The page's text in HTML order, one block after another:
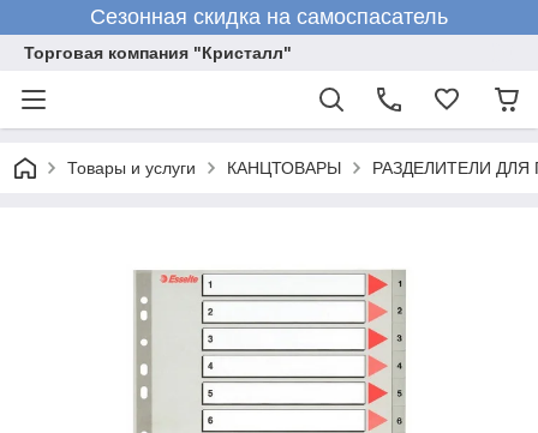
Сезонная скидка на самоспасатель
Торговая компания "Кристалл"
Товары и услуги КАНЦТОВАРЫ РАЗДЕЛИТЕЛИ ДЛЯ